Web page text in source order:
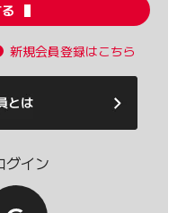
新規会員登録はこちら
グイン